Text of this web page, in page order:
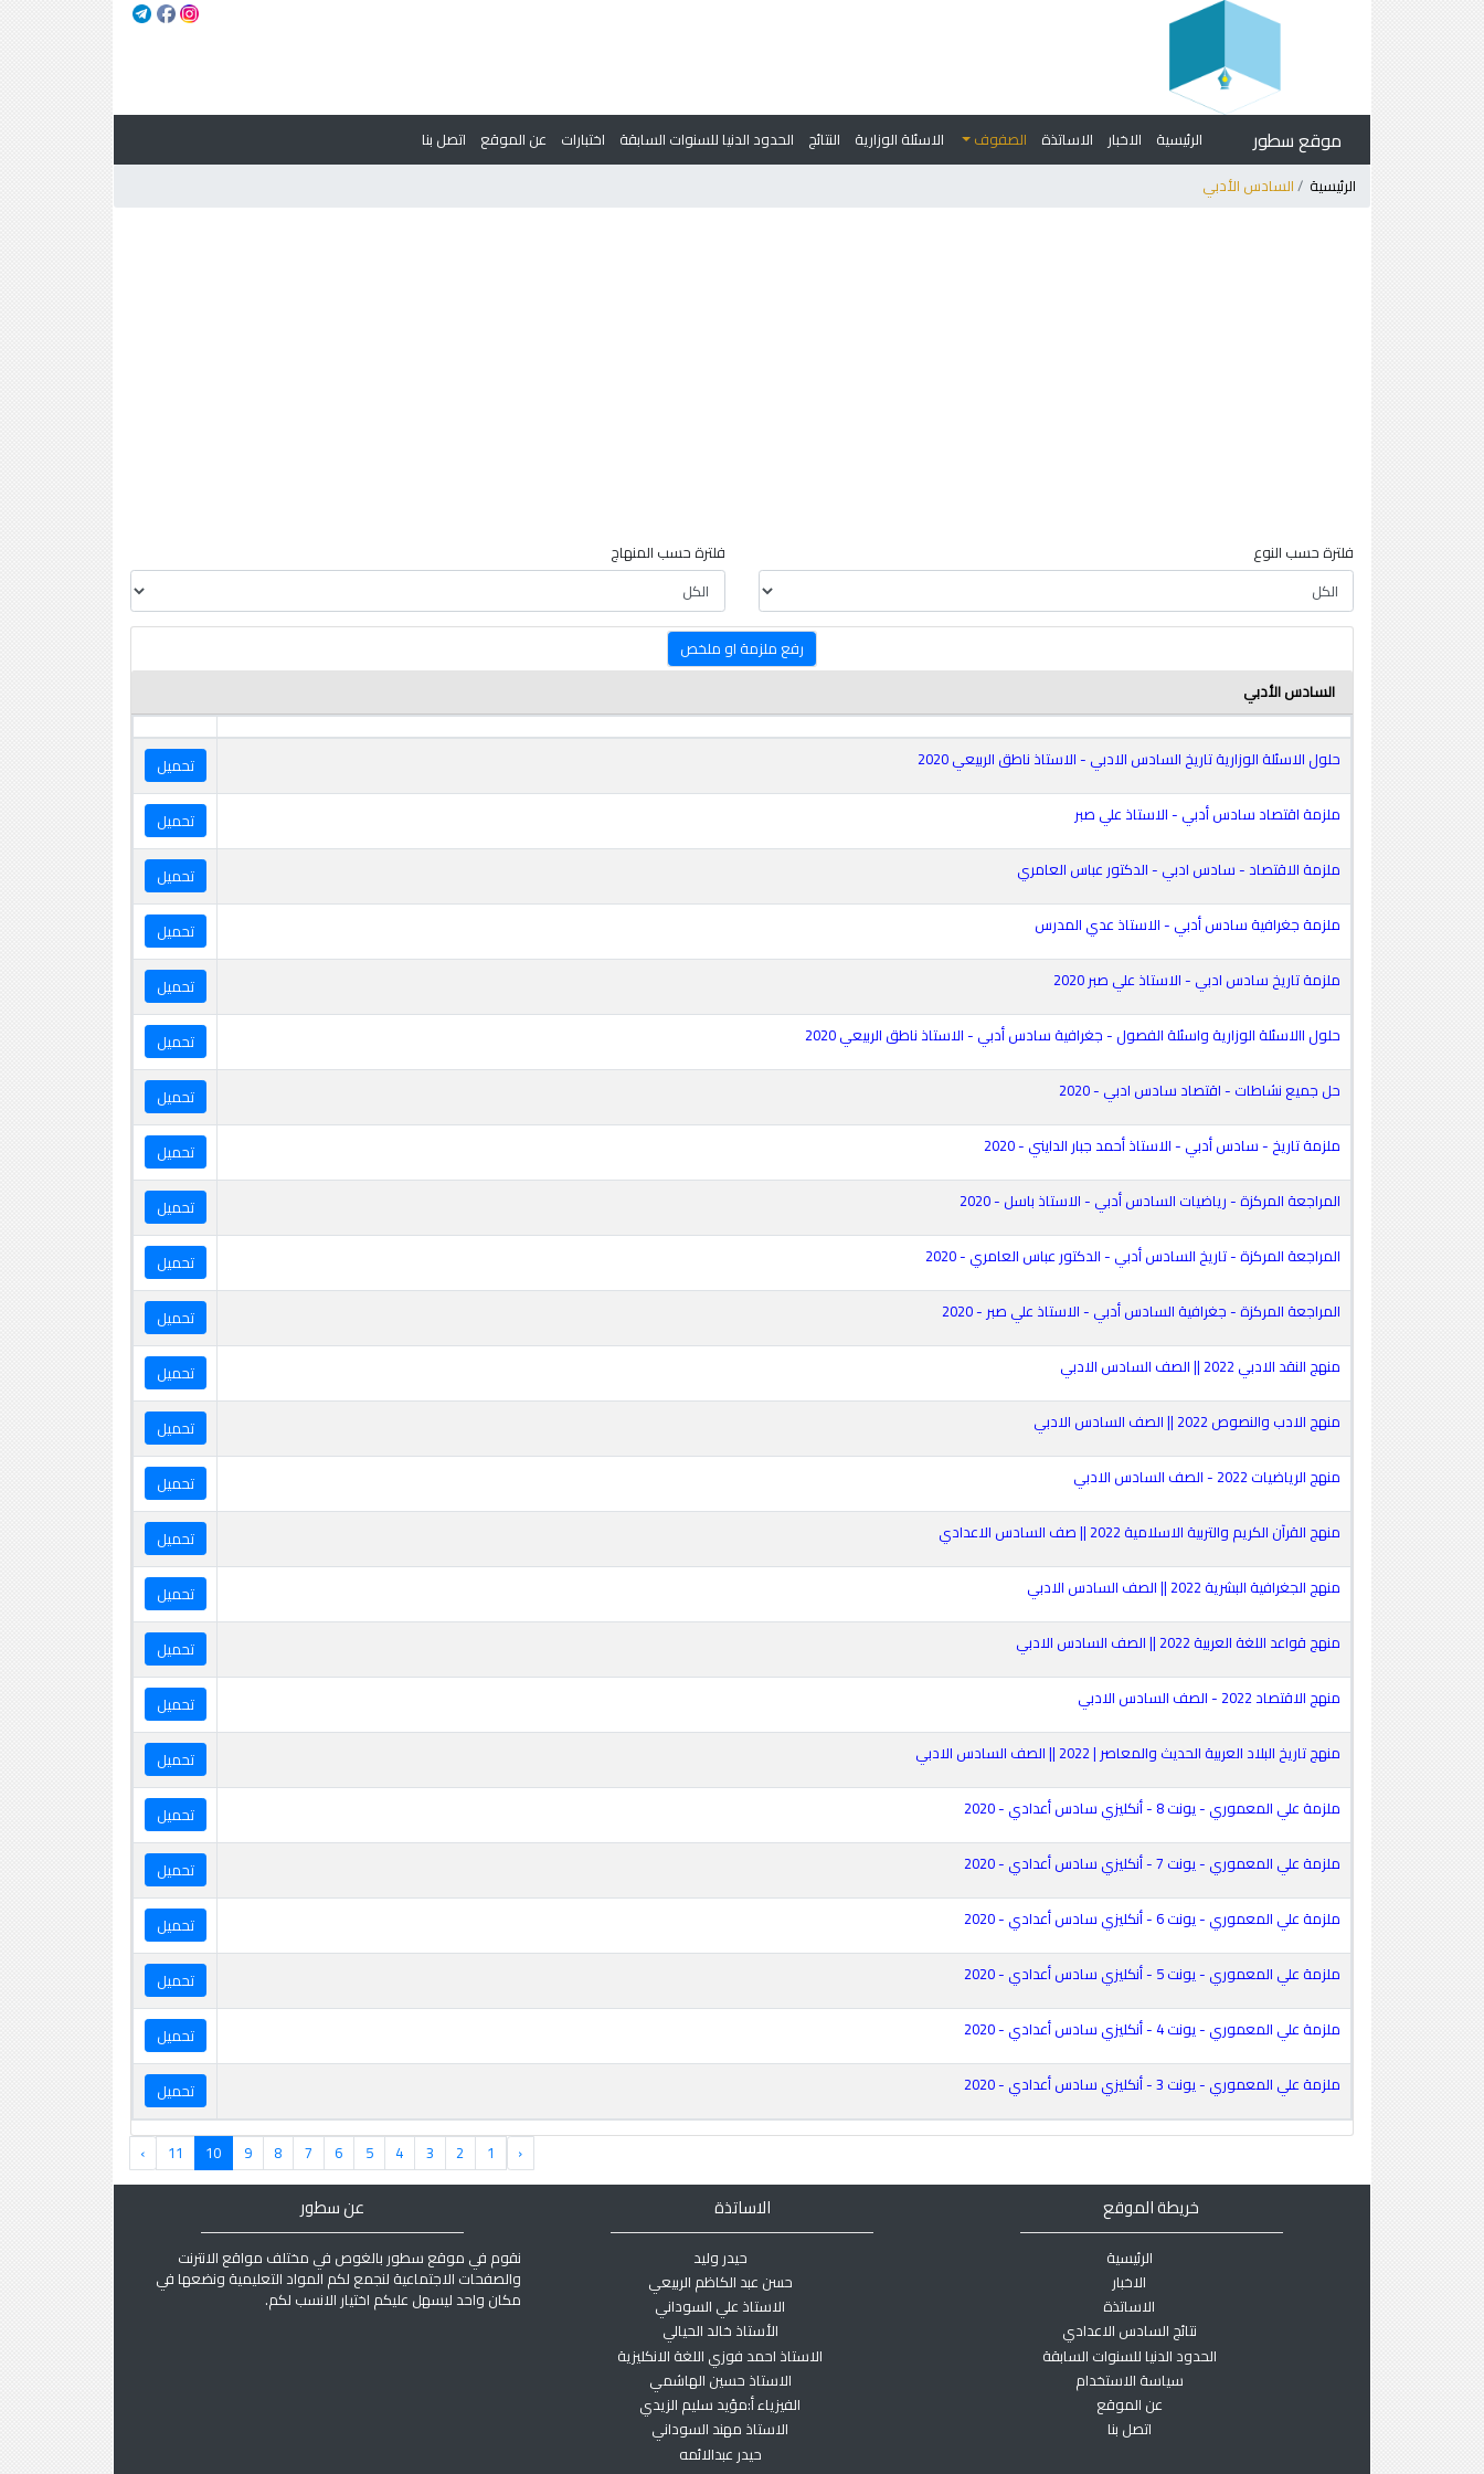
موقع سطور الرئيسية الاخبار الاساتذة الصفوف الاسئلة الوزارية النتائج الحدود الدنيا للسنوات السابقة اختبارات عن الموقع
اتصل بنا
الرئيسية
السادس الأدبي
فلترة حسب النوع فلترة حسب المنهاج
رفع ملزمة او ملخص
السادس الأدبي
حلول الاسئلة الوزارية تاريخ السادس الادبي - الاستاذ ناطق الربيعي 2020
تحميل
ملزمة اقتصاد سادس أدبي - الاستاذ علي صبر
تحميل
ملزمة الاقتصاد - سادس ادبي - الدكتور عباس العامري
تحميل
ملزمة جغرافية سادس أدبي - الاستاذ عدي المدرس
تحميل
ملزمة تاريخ سادس ادبي - الاستاذ علي صبر 2020
تحميل
حلول االاسئلة الوزارية واسئلة الفصول - جغرافية سادس أدبي - الاستاذ ناطق الربيعي 2020
تحميل
حل جميع نشاطات - اقتصاد سادس ادبي - 2020
تحميل
ملزمة تاريخ - سادس أدبي - الاستاذ أحمد جبار الدايني - 2020
تحميل
المراجعة المركزة - رياضيات السادس أدبي - الاستاذ باسل - 2020
تحميل
المراجعة المركزة - تاريخ السادس أدبي - الدكتور عباس العامري - 2020
تحميل
المراجعة المركزة - جغرافية السادس أدبي - الاستاذ علي صبر - 2020
تحميل
منهج النقد الادبي 2022 || الصف السادس الادبي
تحميل
منهج الادب والنصوص 2022 || الصف السادس الادبي
تحميل
منهج الرياضيات 2022 - الصف السادس الادبي
تحميل
منهج القرآن الكريم والتربية الاسلامية 2022 || صف السادس الاعدادي
تحميل
منهج الجغرافية البشرية 2022 || الصف السادس الادبي
تحميل
منهج قواعد اللغة العربية 2022 || الصف السادس الادبي
تحميل
منهج الاقتصاد 2022 - الصف السادس الادبي
تحميل
منهج تاريخ البلاد العربية الحديث والمعاصر | 2022 || الصف السادس الادبي
تحميل
ملزمة علي المعموري - يونت 8 - أنكليزي سادس أعدادي - 2020
تحميل
ملزمة علي المعموري - يونت 7 - أنكليزي سادس أعدادي - 2020
تحميل
ملزمة علي المعموري - يونت 6 - أنكليزي سادس أعدادي - 2020
تحميل
ملزمة علي المعموري - يونت 5 - أنكليزي سادس أعدادي - 2020
تحميل
ملزمة علي المعموري - يونت 4 - أنكليزي سادس أعدادي - 2020
تحميل
ملزمة علي المعموري - يونت 3 - أنكليزي سادس أعدادي - 2020
تحميل
‹
1
2
3
4
5
6
7
8
9
10
11
›
خريطة الموقع
الرئيسية
الاخبار
الاساتذة
نتائج السادس الاعدادي
الحدود الدنيا للسنوات السابقة
سياسة الاستخدام
عن الموقع
اتصل بنا
الاساتذة
حيدر وليد
حسن عبد الكاظم الربيعي
الاستاذ علي السوداني
الأستاذ خالد الحيالي
الاستاذ احمد فوزي اللغة الانكليزية
الاستاذ حسين الهاشمي
الفيزياء أ:مؤيد سليم الزيدي
الاستاذ مهند السوداني
حيدر عبدالائمه
عن سطور
نقوم في موقع سطور بالغوص في مختلف مواقع الانترنت
والصفحات الاجتماعية لنجمع لكم المواد التعليمية ونضعها في
مكان واحد ليسهل عليكم اختيار الانسب لكم.